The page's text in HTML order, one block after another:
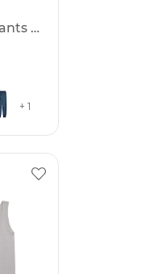
Lounge Pants Women
+ 1